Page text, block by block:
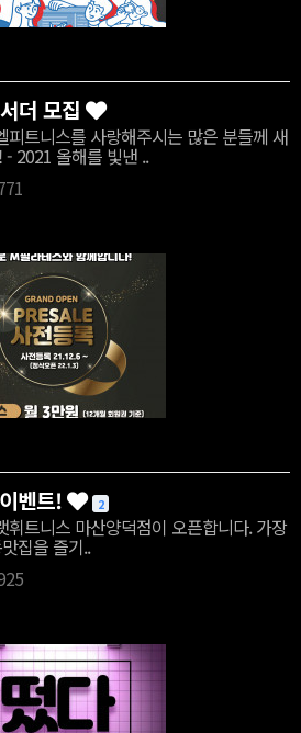
더 모집
피트니스를 사랑해주시는 많은 분들께 새
2021 올해를 빛낸 ..
벤트! 2
트니스 마산양덕점이 오픈합니다. 가장
집을 즐기..